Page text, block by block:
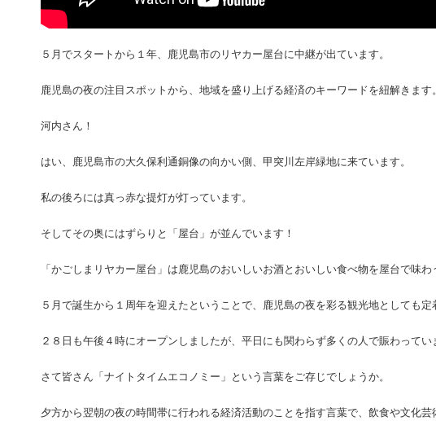
５月でスタートから１年、鹿児島市のリヤカー屋台に中継が出ています。
鹿児島の夜の注目スポットから、地域を盛り上げる経済のキーワードを紐解きます。
河内さん！
はい、鹿児島市の大久保利通銅像の向かい側、甲突川左岸緑地に来ています。
私の後ろには真っ赤な提灯が灯っています。
そしてその奥にはずらりと「屋台」が並んでいます！
「かごしまリヤカー屋台」は鹿児島のおいしいお酒とおいしい食べ物を屋台で味わ
５月で誕生から１周年を迎えたということで、鹿児島の夜を彩る観光地としても定
２８日も午後４時にオープンしましたが、平日にも関わらず多くの人で賑わってい
さて皆さん「ナイトタイムエコノミー」という言葉をご存じでしょうか。
夕方から翌朝の夜の時間帯に行われる経済活動のことを指す言葉で、飲食や文化